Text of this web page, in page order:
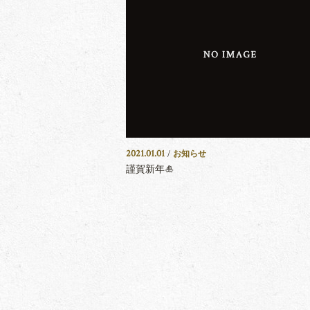
2021.01.01 / お知らせ
謹賀新年🎍